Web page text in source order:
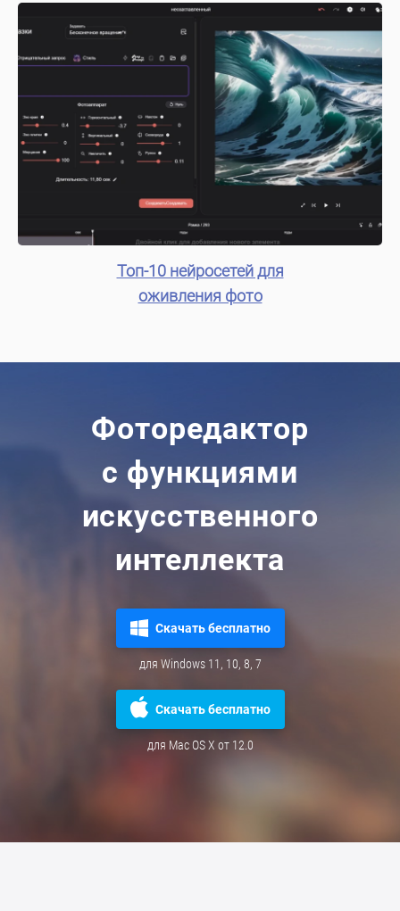
Топ-10 нейросетей для
оживления фото
Фоторедактор
с функциями
искусственного
интеллекта
Скачать бесплатно
для Windows 11, 10, 8, 7
Скачать бесплатно
для Mac OS X от 12.0